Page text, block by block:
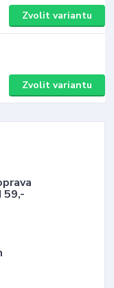
Zvolit variantu
Zvolit variantu
59,-